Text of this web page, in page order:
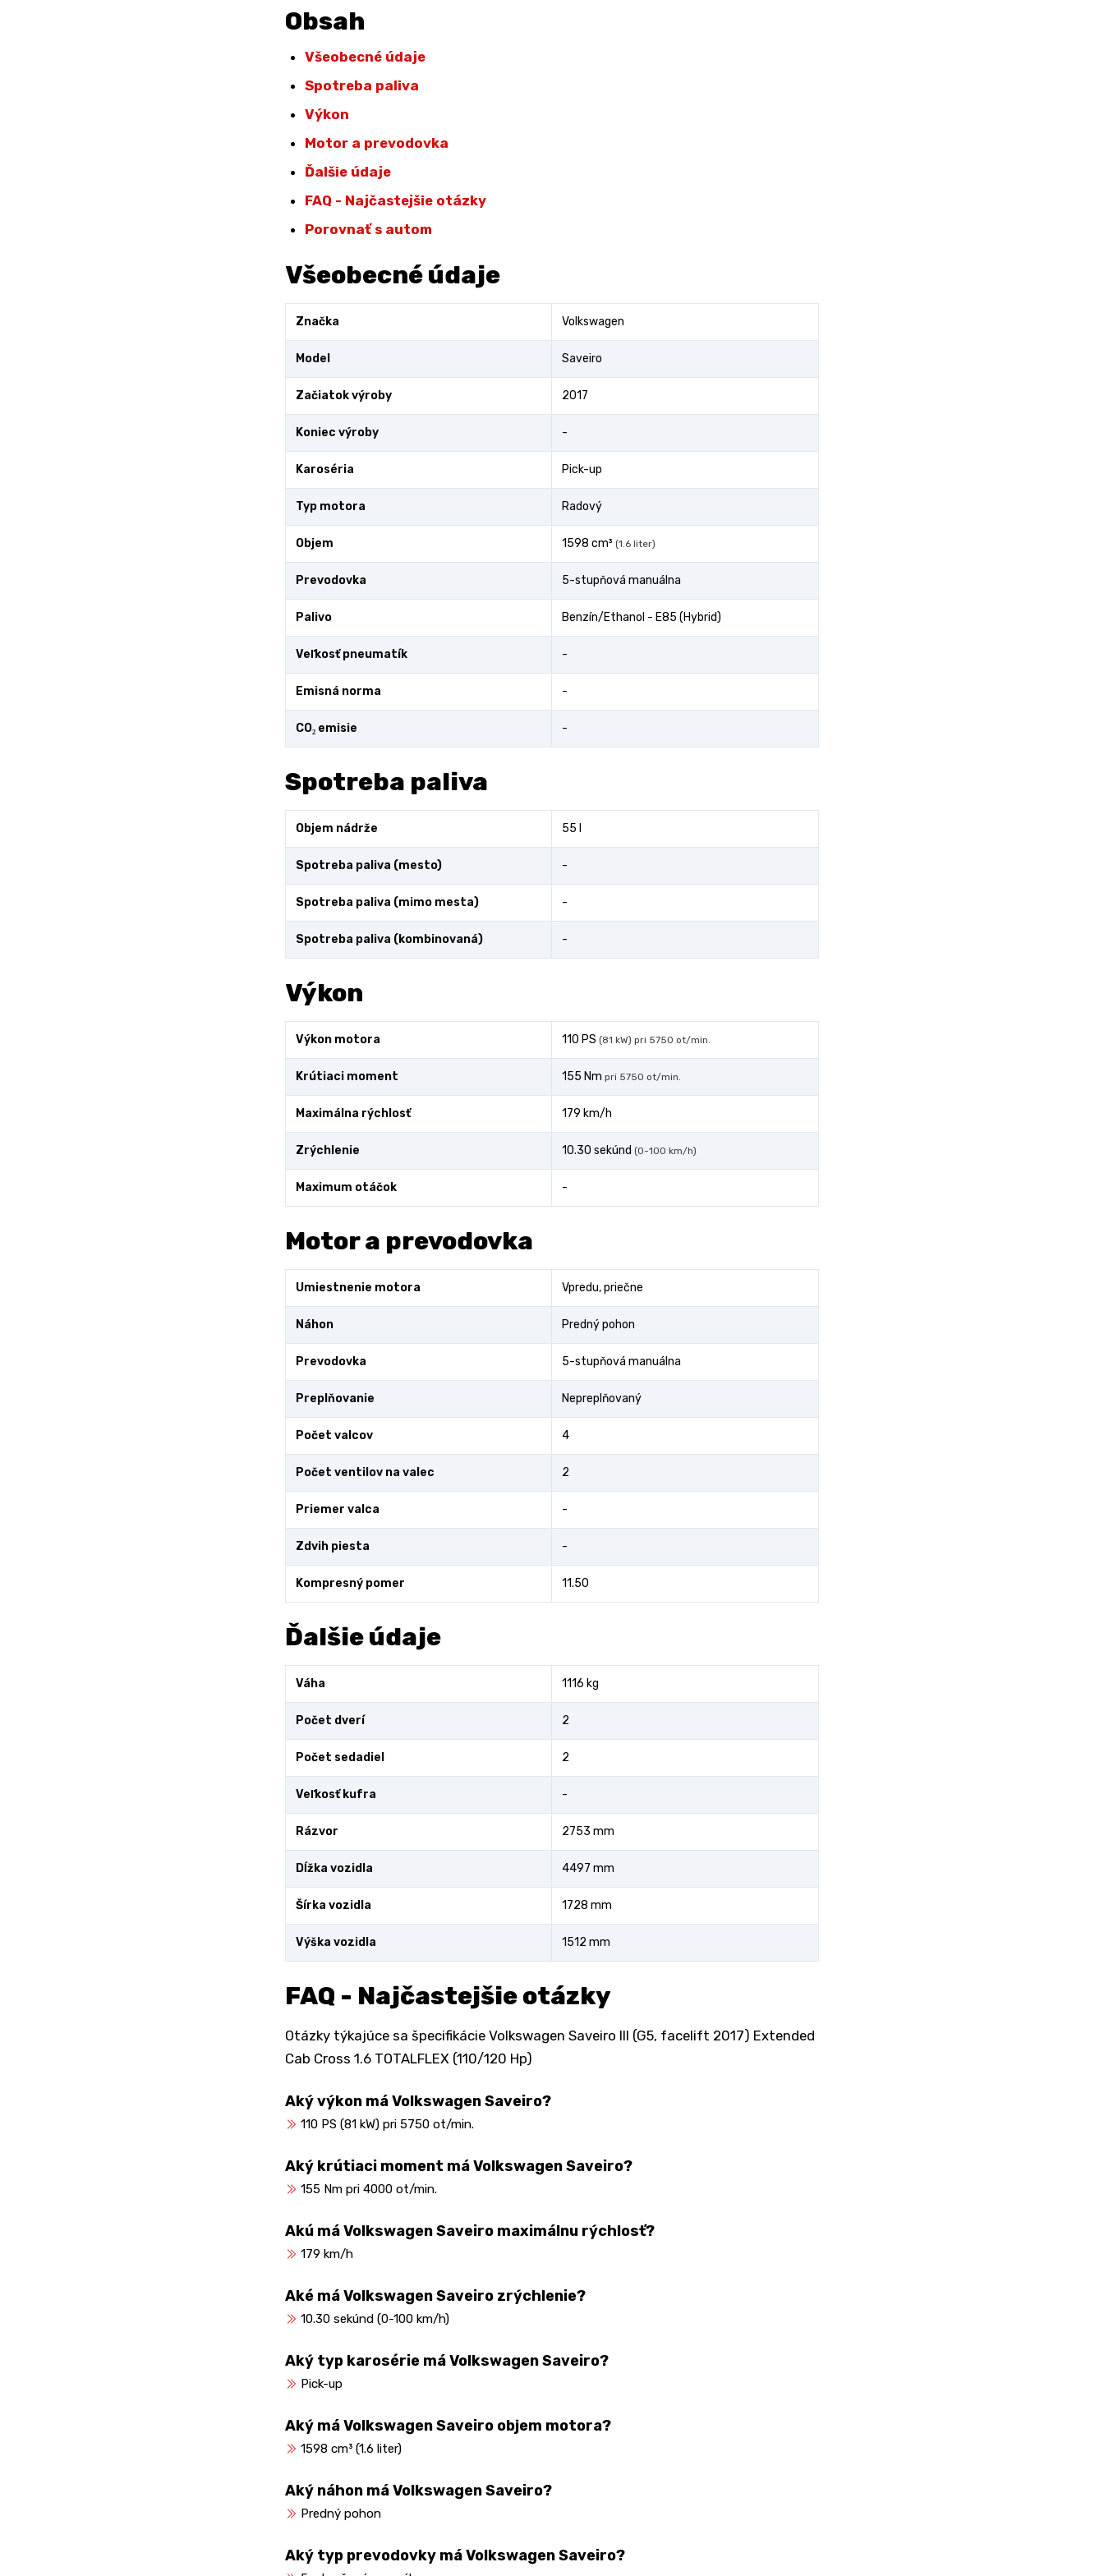
Obsah
Všeobecné údaje
Spotreba paliva
Výkon
Motor a prevodovka
Ďalšie údaje
FAQ - Najčastejšie otázky
Porovnať s autom
Všeobecné údaje
Značka Volkswagen
Model Saveiro
Začiatok výroby 2017
Koniec výroby -
Karoséria Pick-up
Typ motora Radový
Objem 1598 cm³ (1.6 liter)
Prevodovka 5-stupňová manuálna
Palivo Benzín/Ethanol - E85 (Hybrid)
Veľkosť pneumatík -
Emisná norma -
CO₂ emisie -
Spotreba paliva
Objem nádrže 55 l
Spotreba paliva (mesto) -
Spotreba paliva (mimo mesta) -
Spotreba paliva (kombinovaná) -
Výkon
Výkon motora 110 PS (81 kW) pri 5750 ot/min.
Krútiaci moment 155 Nm pri 5750 ot/min.
Maximálna rýchlosť 179 km/h
Zrýchlenie 10.30 sekúnd (0-100 km/h)
Maximum otáčok -
Motor a prevodovka
Umiestnenie motora Vpredu, priečne
Náhon Predný pohon
Prevodovka 5-stupňová manuálna
Preplňovanie Nepreplňovaný
Počet valcov 4
Počet ventilov na valec 2
Priemer valca -
Zdvih piesta -
Kompresný pomer 11.50
Ďalšie údaje
Váha 1116 kg
Počet dverí 2
Počet sedadiel 2
Veľkosť kufra -
Rázvor 2753 mm
Dĺžka vozidla 4497 mm
Šírka vozidla 1728 mm
Výška vozidla 1512 mm
FAQ - Najčastejšie otázky
Otázky týkajúce sa špecifikácie Volkswagen Saveiro III (G5, facelift 2017) Extended
Cab Cross 1.6 TOTALFLEX (110/120 Hp)
Aký výkon má Volkswagen Saveiro?
110 PS (81 kW) pri 5750 ot/min.
Aký krútiaci moment má Volkswagen Saveiro?
155 Nm pri 4000 ot/min.
Akú má Volkswagen Saveiro maximálnu rýchlosť?
179 km/h
Aké má Volkswagen Saveiro zrýchlenie?
10.30 sekúnd (0-100 km/h)
Aký typ karosérie má Volkswagen Saveiro?
Pick-up
Aký má Volkswagen Saveiro objem motora?
1598 cm³ (1.6 liter)
Aký náhon má Volkswagen Saveiro?
Predný pohon
Aký typ prevodovky má Volkswagen Saveiro?